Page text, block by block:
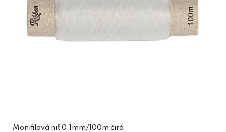
Monifilová niť 0,1mm/100m čirá